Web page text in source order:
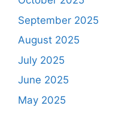
September 2025
August 2025
July 2025
June 2025
May 2025